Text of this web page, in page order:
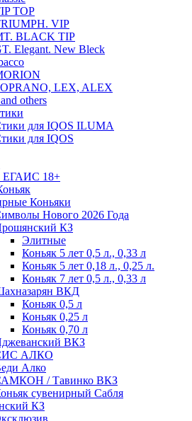
TOP
VIP
BLACK TIP
Elegant. New Bleck
LEX, ALEX
others
для IQOS ILUMA
для IQOS
ЕГАИС 18+
Коньяки
Нового 2026 Года
КЗ
Элитные
Коньяк 5 лет 0,5 л., 0,33 л
Коньяк 5 лет 0,18 л., 0,25 л.
Коньяк 7 лет 0,5 л., 0,33 л
ВКД
Коньяк 0,5 л
Коньяк 0,25 л
Коньяк 0,70 л
ВКЗ
АЛКО
Алко
/ Тавинко ВКЗ
сувенирный Сабля
КЗ